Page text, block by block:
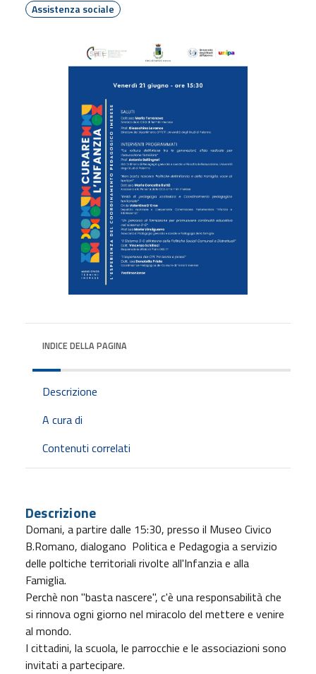
Assistenza sociale
INDICE DELLA PAGINA
Descrizione
A cura di
Contenuti correlati
Descrizione
Domani, a partire dalle 15:30, presso il Museo Civico
B.Romano, dialogano Politica e Pedagogia a servizio
delle poltiche territoriali rivolte all'Infanzia e alla
Famiglia.
Perchè non "basta nascere", c'è una responsabilità che
si rinnova ogni giorno nel miracolo del mettere e venire
al mondo.
I cittadini, la scuola, le parrocchie e le associazioni sono
invitati a partecipare.